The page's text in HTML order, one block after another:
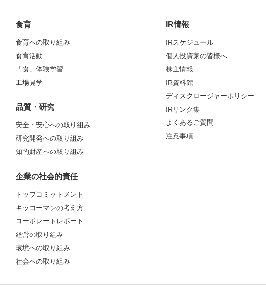
食育
食育への取り組み
食育活動
「食」体験学習
工場見学
品質・研究
安全・安心への取り組み
研究開発への取り組み
知的財産への取り組み
企業の社会的責任
トップコミットメント
キッコーマンの考え方
コーポレートレポート
経営の取り組み
環境への取り組み
社会への取り組み
IR情報
IRスケジュール
個人投資家の皆様へ
株主情報
IR資料館
ディスクロージャーポリシー
IRリンク集
よくあるご質問
注意事項